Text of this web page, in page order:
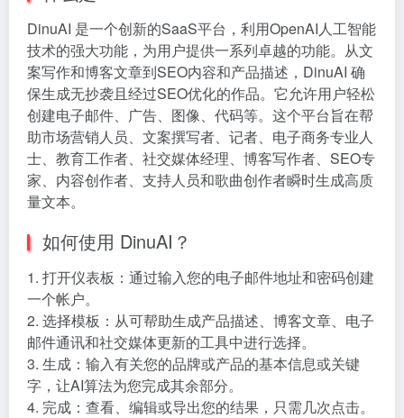
DinuAI 是一个创新的SaaS平台，利用OpenAI人工智能
技术的强大功能，为用户提供一系列卓越的功能。从文
案写作和博客文章到SEO内容和产品描述，DinuAI 确
保生成无抄袭且经过SEO优化的作品。它允许用户轻松
创建电子邮件、广告、图像、代码等。这个平台旨在帮
助市场营销人员、文案撰写者、记者、电子商务专业人
士、教育工作者、社交媒体经理、博客写作者、SEO专
家、内容创作者、支持人员和歌曲创作者瞬时生成高质
量文本。
如何使用 DinuAI？
1. 打开仪表板：通过输入您的电子邮件地址和密码创建
一个帐户。
2. 选择模板：从可帮助生成产品描述、博客文章、电子
邮件通讯和社交媒体更新的工具中进行选择。
3. 生成：输入有关您的品牌或产品的基本信息或关键
字，让AI算法为您完成其余部分。
4. 完成：查看、编辑或导出您的结果，只需几次点击。